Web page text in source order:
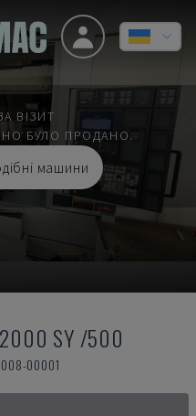
ВІЗИТ
БУЛО ПРОДАНО.
машини
SY /500
00001